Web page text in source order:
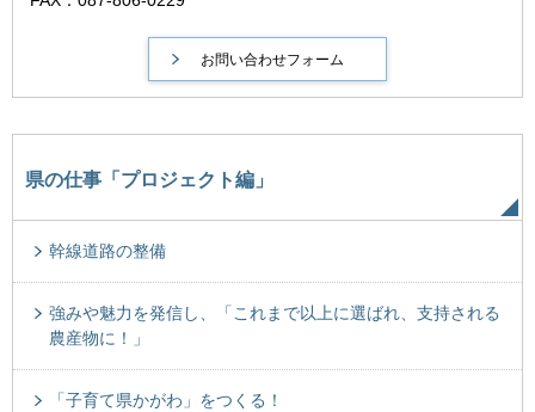
県の仕事「プロジェクト編」
幹線道路の整備
強みや魅力を発信し、「これまで以上に選ばれ、支持される
農産物に！」
「子育て県かがわ」をつくる！